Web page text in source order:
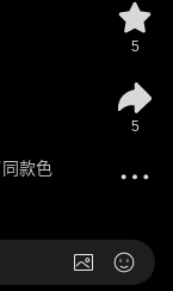
款色
5
5